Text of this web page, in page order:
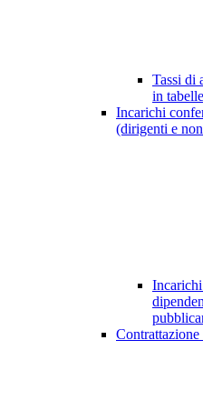
Tassi di
in
Incarichi
(dirigenti e